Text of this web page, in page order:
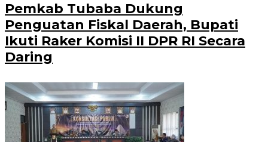
Pemkab Tubaba Dukung
Penguatan Fiskal Daerah, Bupati
Ikuti Raker Komisi II DPR RI Secara
Daring